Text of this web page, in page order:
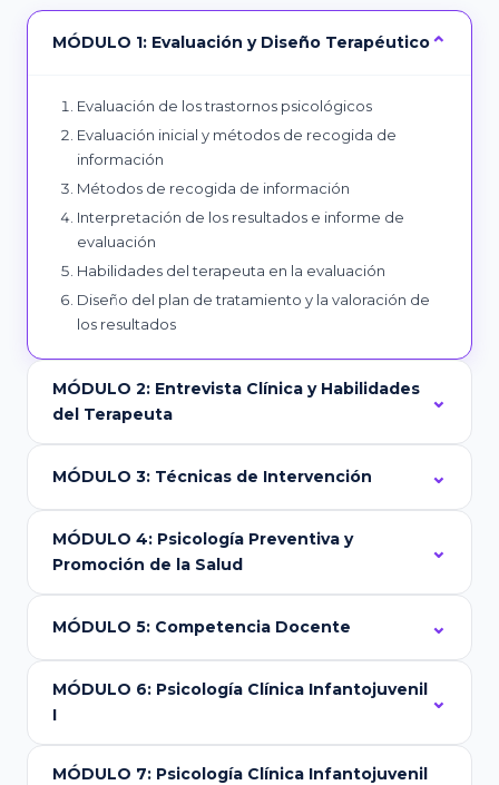
MÓDULO 1: Evaluación y Diseño Terapéutico
Evaluación de los trastornos psicológicos
Evaluación inicial y métodos de recogida de
información
Métodos de recogida de información
Interpretación de los resultados e informe de
evaluación
Habilidades del terapeuta en la evaluación
Diseño del plan de tratamiento y la valoración de
los resultados
MÓDULO 2: Entrevista Clínica y Habilidades
del Terapeuta
MÓDULO 3: Técnicas de Intervención
MÓDULO 4: Psicología Preventiva y
Promoción de la Salud
MÓDULO 5: Competencia Docente
MÓDULO 6: Psicología Clínica Infantojuvenil
I
MÓDULO 7: Psicología Clínica Infantojuvenil